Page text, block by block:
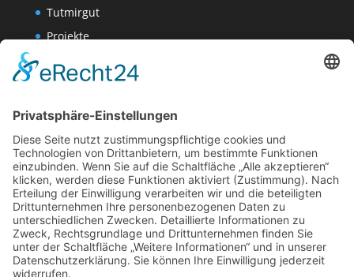
Tutmirgut
Projekte
Wissenschaften-AG
Datenschutzerklärung
Website Administration